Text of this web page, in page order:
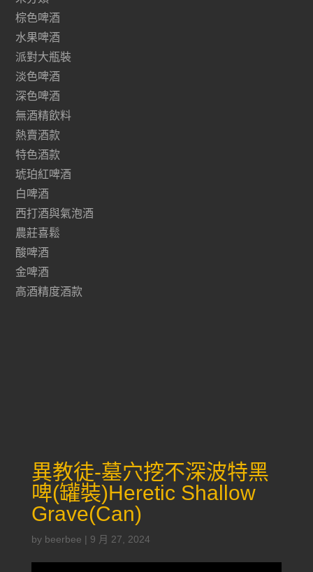
棕色啤酒
水果啤酒
派對大瓶裝
淡色啤酒
深色啤酒
無酒精飲料
熱賣酒款
特色酒款
琥珀紅啤酒
白啤酒
西打酒與氣泡酒
農莊喜鬆
酸啤酒
金啤酒
高酒精度酒款
異教徒-墓穴挖不深波特黑
啤(罐裝)Heretic Shallow
Grave(Can)
by beerbee | 9 月 27, 2024